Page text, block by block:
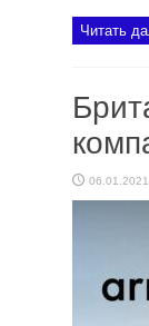
Читать
06.01.2021